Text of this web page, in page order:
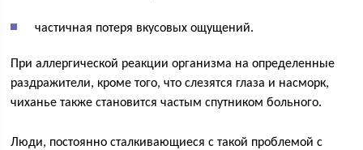
частичная потеря вкусовых ощущений.
При аллергической реакции организма на определенные
раздражители, кроме того, что слезятся глаза и насморк,
чиханье также становится частым спутником больного.
Люди, постоянно сталкивающиеся с такой проблемой с